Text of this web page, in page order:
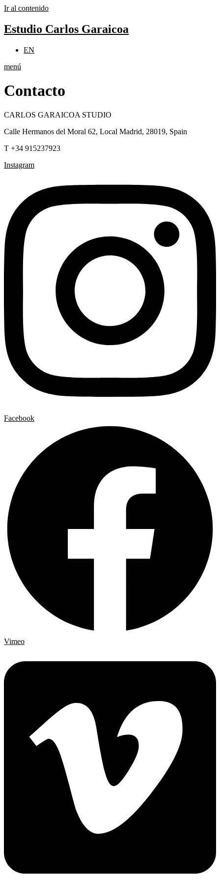
Ir al contenido
Estudio Carlos Garaicoa
EN
menú
Contacto
CARLOS GARAICOA STUDIO
Calle Hermanos del Moral 62, Local Madrid, 28019, Spain
T +34 915237923
Instagram
Facebook
Vimeo